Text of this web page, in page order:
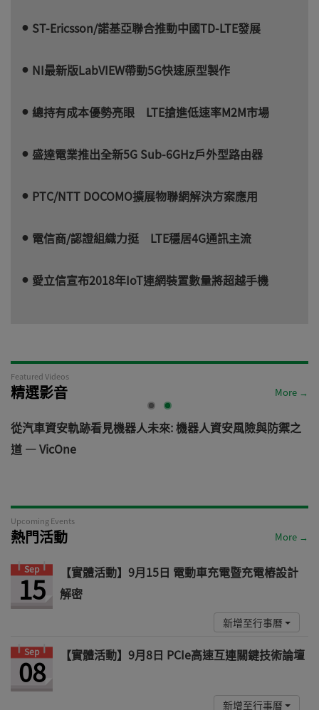
ST-Ericsson/諾基亞聯合推動中國TD-LTE發展
NI最新版LabVIEW帶動5G快速原型製作
總持有成本優勢亮眼 LTE搶進低速率M2M市場
盛達電業推出全新5G Sub-6GHz戶外型路由器
PTC/NTT DOCOMO擴展物聯網解決方案應用
電信商/認證組織力挺 LTE穩居4G通訊主流
愛立信宣布2018年IoT連網裝置數量將超越手機
Featured Videos
精選影音 More →
從汽車資安軌跡看見機器人未來: 機器人資安風險與防禦之
道 — VicOne
Upcoming Events
熱門活動 More →
Sep
15
【實體活動】9月15日 電動車充電暨充電樁設計
解密
新增至行事曆
Sep
08 【實體活動】9月8日 PCIe高速互連關鍵技術論壇
新增至行事曆